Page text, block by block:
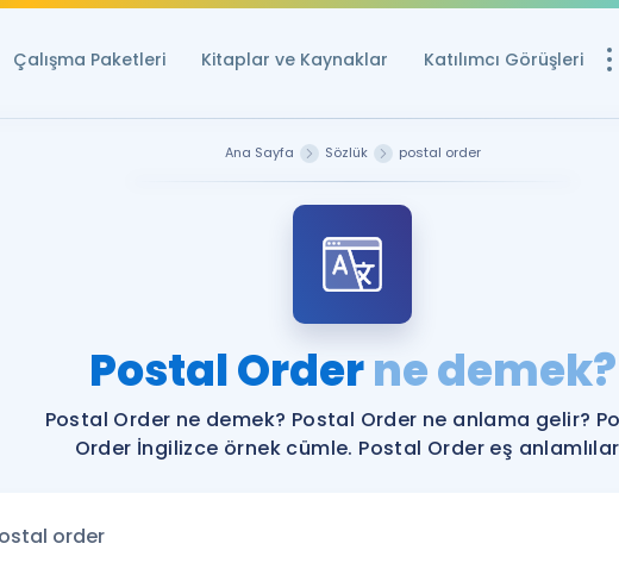
Çalışma Paketleri Kitaplar ve Kaynaklar Katılımcı Görüşleri
Ücretsiz
YDS ve YÖKDİL
YDS ve YÖKDİL'e
Tüm ÖSYM
Ana Sayfa Sözlük postal order
Postal Orderne demek?
Postal Order ne demek? Postal Order ne anlama gelir?
Order İngilizce örnek cümle. Postal Order eş